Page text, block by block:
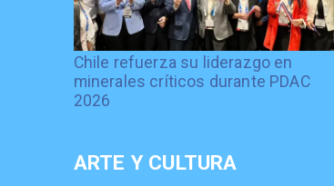
Chile refuerza su liderazgo en
minerales críticos durante PDAC
2026
ARTE Y CULTURA